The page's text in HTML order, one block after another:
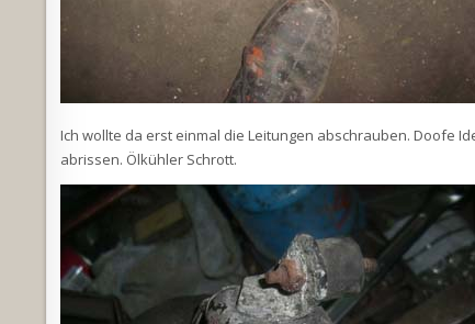
Ich wollte da erst einmal die Leitungen abschrauben. Doofe
abrissen. Ölkühler Schrott.